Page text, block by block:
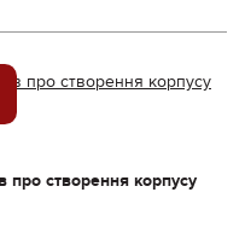
про створення корпусу